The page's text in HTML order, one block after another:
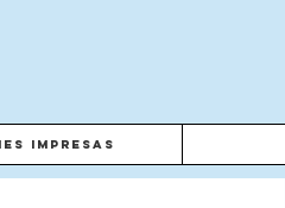
Impresas